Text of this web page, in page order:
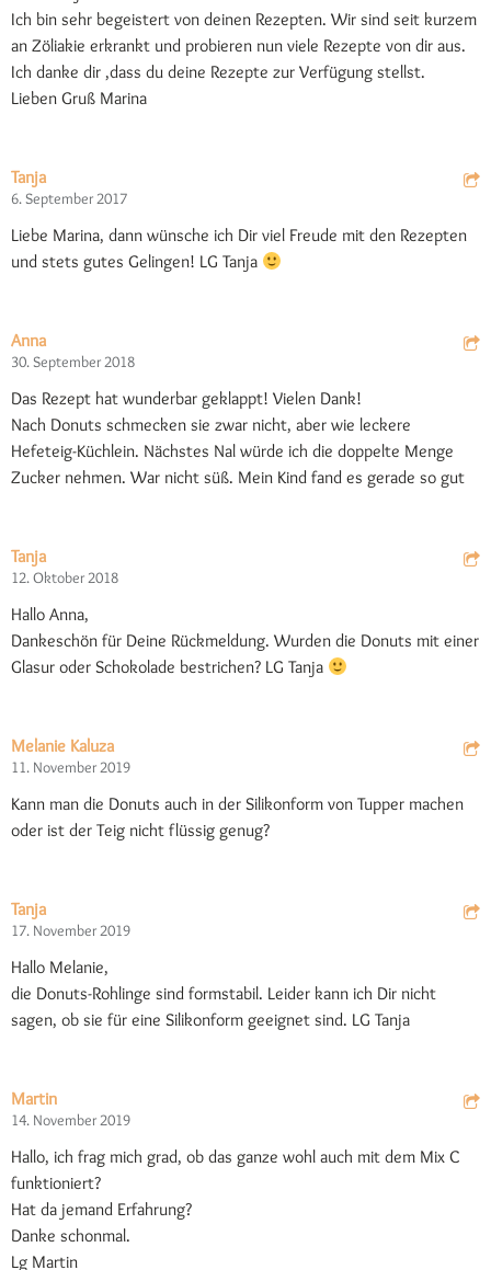
Ich bin sehr begeistert von deinen Rezepten. Wir sind seit kurzem
an Zöliakie erkrankt und probieren nun viele Rezepte von dir aus.
Ich danke dir ,dass du deine Rezepte zur Verfügung stellst.
Lieben Gruß Marina
Tanja
6. September 2017
Liebe Marina, dann wünsche ich Dir viel Freude mit den Rezepten
und stets gutes Gelingen! LG Tanja
Anna
30. September 2018
Das Rezept hat wunderbar geklappt! Vielen Dank!
Nach Donuts schmecken sie zwar nicht, aber wie leckere
Hefeteig-Küchlein. Nächstes Nal würde ich die doppelte Menge
Zucker nehmen. War nicht süß. Mein Kind fand es gerade so gut
Tanja
12. Oktober 2018
Hallo Anna,
Dankeschön für Deine Rückmeldung. Wurden die Donuts mit einer
Glasur oder Schokolade bestrichen? LG Tanja
Melanie Kaluza
11. November 2019
Kann man die Donuts auch in der Silikonform von Tupper machen
oder ist der Teig nicht flüssig genug?
Tanja
17. November 2019
Hallo Melanie,
die Donuts-Rohlinge sind formstabil. Leider kann ich Dir nicht
sagen, ob sie für eine Silikonform geeignet sind. LG Tanja
Martin
14. November 2019
Hallo, ich frag mich grad, ob das ganze wohl auch mit dem Mix C
funktioniert?
Hat da jemand Erfahrung?
Danke schonmal.
Lg Martin